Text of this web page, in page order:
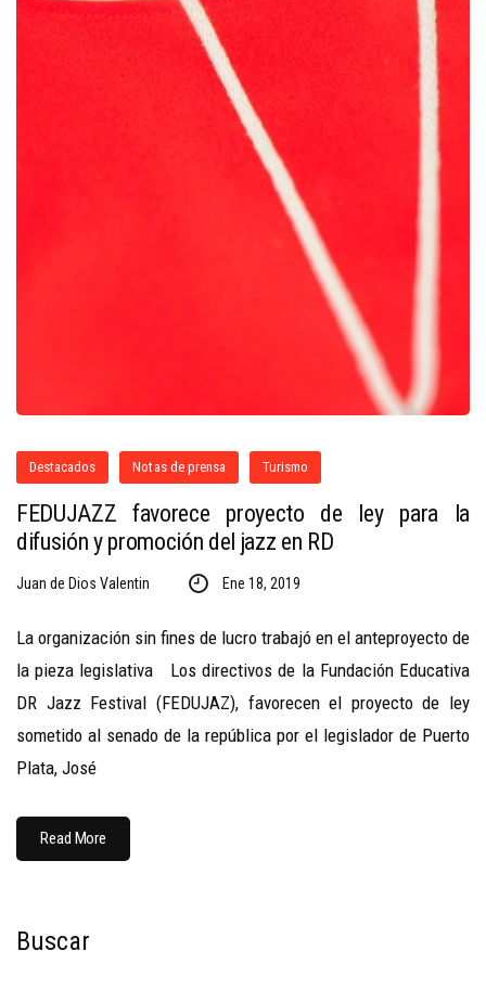
Destacados Notas de prensa Turismo
FEDUJAZZ favorece proyecto de ley para la
difusión y promoción del jazz en RD
Juan de Dios Valentin Ene 18, 2019
La organización sin fines de lucro trabajó en el anteproyecto de
la pieza legislativa Los directivos de la Fundación Educativa
DR Jazz Festival (FEDUJAZ), favorecen el proyecto de ley
sometido al senado de la república por el legislador de Puerto
Plata, José
Read More
Buscar